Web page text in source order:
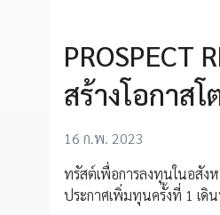
สร้างโอกาส
16 ก.พ. 2023
ทรัสต์เพื่อการลงทุนในอสัง
ประกาศเพิ่มทุนครั้งที่ 1 เดิ